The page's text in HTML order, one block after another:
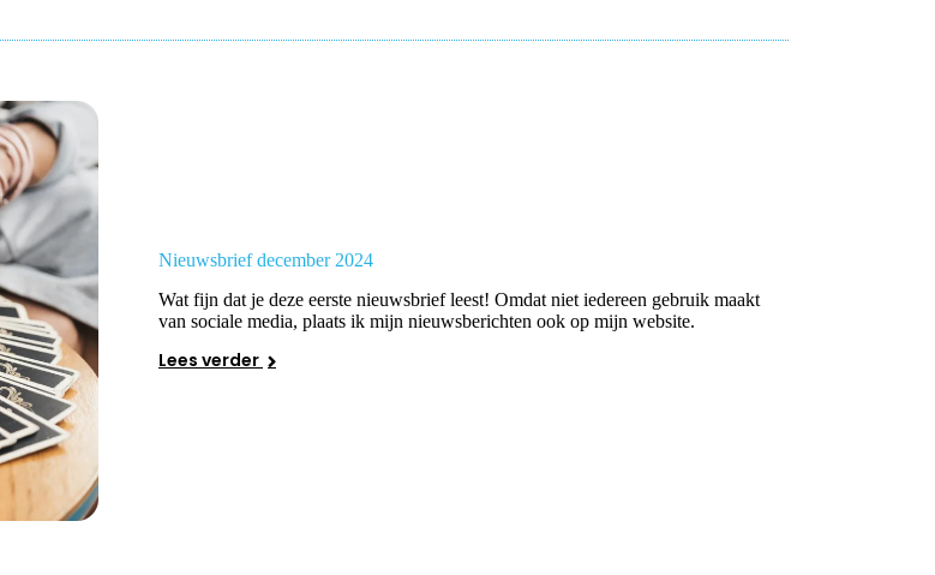
Nieuwsbrief december 2024
Wat fijn dat je deze eerste nieuwsbrief leest! Omdat niet iedereen gebruik maakt
van sociale media, plaats ik mijn nieuwsberichten ook op mijn website.
Lees verder